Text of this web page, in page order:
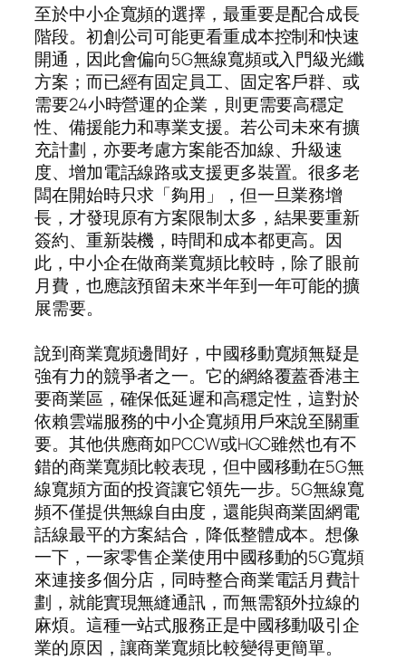
至於中小企寬頻的選擇，最重要是配合成長
階段。初創公司可能更看重成本控制和快速
開通，因此會偏向5G無線寬頻或入門級光纖
方案；而已經有固定員工、固定客戶群、或
需要24小時營運的企業，則更需要高穩定
性、備援能力和專業支援。若公司未來有擴
充計劃，亦要考慮方案能否加線、升級速
度、增加電話線路或支援更多裝置。很多老
闆在開始時只求「夠用」，但一旦業務增
長，才發現原有方案限制太多，結果要重新
簽約、重新裝機，時間和成本都更高。因
此，中小企在做商業寬頻比較時，除了眼前
月費，也應該預留未來半年到一年可能的擴
展需要。
說到商業寬頻邊間好，中國移動寬頻無疑是
強有力的競爭者之一。它的網絡覆蓋香港主
要商業區，確保低延遲和高穩定性，這對於
依賴雲端服務的中小企寬頻用戶來說至關重
要。其他供應商如PCCW或HGC雖然也有不
錯的商業寬頻比較表現，但中國移動在5G無
線寬頻方面的投資讓它領先一步。5G無線寬
頻不僅提供無線自由度，還能與商業固網電
話線最平的方案結合，降低整體成本。想像
一下，一家零售企業使用中國移動的5G寬頻
來連接多個分店，同時整合商業電話月費計
劃，就能實現無縫通訊，而無需額外拉線的
麻煩。這種一站式服務正是中國移動吸引企
業的原因，讓商業寬頻比較變得更簡單。